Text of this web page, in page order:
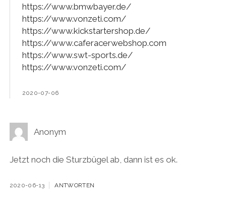
https://www.bmwbayer.de/
https://www.vonzeti.com/
https://www.kickstartershop.de/
https://www.caferacerwebshop.com
https://www.swt-sports.de/
https://www.vonzeti.com/
2020-07-06
Anonym
Jetzt noch die Sturzbügel ab, dann ist es ok.
2020-06-13 ANTWORTEN